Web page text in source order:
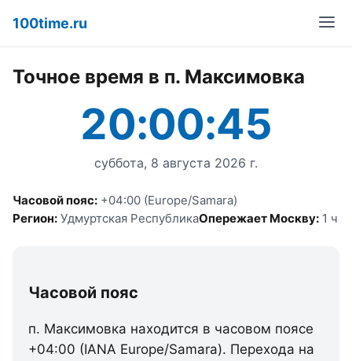
100time.ru
Точное время в п. Максимовка
20:00:45
суббота, 8 августа 2026 г.
Часовой пояс: +04:00 (Europe/Samara)
Регион: Удмуртская РеспубликаОпережает Москву: 1 ч
Часовой пояс
п. Максимовка находится в часовом поясе
+04:00 (IANA Europe/Samara). Перехода на